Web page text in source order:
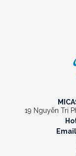
19 Nguyễn Tri